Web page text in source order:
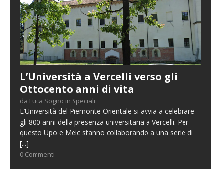
L’Università a Vercelli verso gli
Ottocento anni di vita
da Luca Sogno in Speciali
L’Università del Piemonte Orientale si avvia a celebrare
gli 800 anni della presenza universitaria a Vercelli. Per
questo Upo e Meic stanno collaborando a una serie di
[...]
0 Commenti